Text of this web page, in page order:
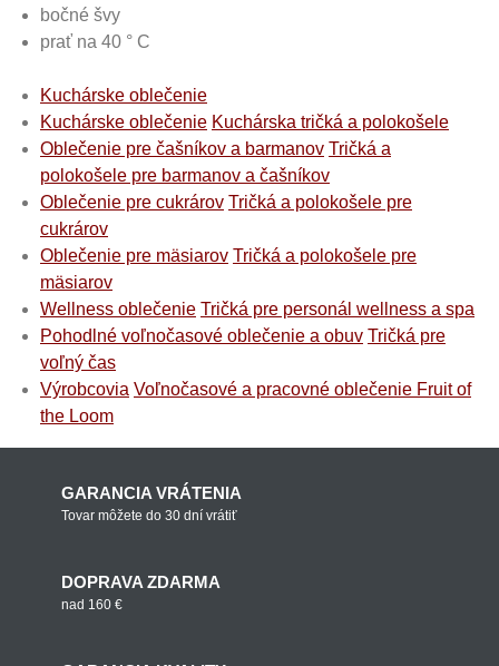
bočné švy
prať na 40 ° C
Kuchárske oblečenie
Kuchárske oblečenie Kuchárska tričká a polokošele
Oblečenie pre čašníkov a barmanov Tričká a
polokošele pre barmanov a čašníkov
Oblečenie pre cukrárov Tričká a polokošele pre
cukrárov
Oblečenie pre mäsiarov Tričká a polokošele pre
mäsiarov
Wellness oblečenie Tričká pre personál wellness a spa
Pohodlné voľnočasové oblečenie a obuv Tričká pre
voľný čas
Výrobcovia Voľnočasové a pracovné oblečenie Fruit of
the Loom
GARANCIA VRÁTENIA
Tovar môžete do 30 dní vrátiť
DOPRAVA ZDARMA
nad 160 €